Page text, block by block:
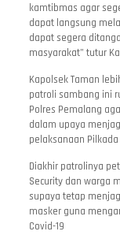
kamtibmas agar
dapat langsung
dapat segera
masyarakat” tutur
Kapolsek Taman
patroli sambang ini
Polres Pemalang
dalam upaya
pelaksanaan
Diakhir patrolinya
Security dan warga
supaya tetap
masker guna
Covid-19